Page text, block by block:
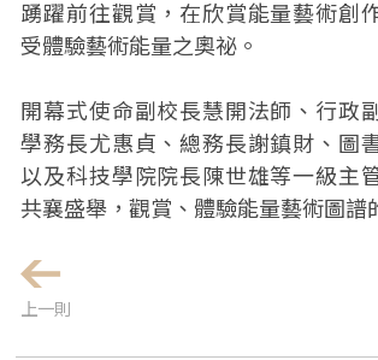
踴躍前往觀賞，在欣賞能量藝術創
受體驗藝術能量之奧祕。
開幕式使命副校長慧開法師、行政
學務長尤惠貞、總務長謝鎮財、圖
以及科技學院院長陳世雄等一級主
共襄盛舉，觀賞、體驗能量藝術圖譜
上一則